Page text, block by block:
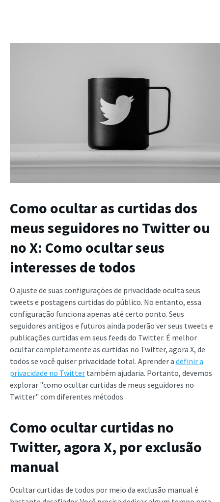
Como ocultar as curtidas dos
meus seguidores no Twitter ou
no X: Como ocultar seus
interesses de todos
O ajuste de suas configurações de privacidade oculta seus
tweets e postagens curtidas do público. No entanto, essa
configuração funciona apenas até certo ponto. Seus
seguidores antigos e futuros ainda poderão ver seus tweets e
publicações curtidas em seus feeds do Twitter. É melhor
ocultar completamente as curtidas no Twitter, agora X, de
todos se você quiser privacidade total. Aprender a definir a
privacidade no Twitter também ajudaria. Portanto, devemos
explorar "como ocultar curtidas de meus seguidores no
Twitter" com diferentes métodos.
Como ocultar curtidas no
Twitter, agora X, por exclusão
manual
Ocultar curtidas de todos por meio da exclusão manual é